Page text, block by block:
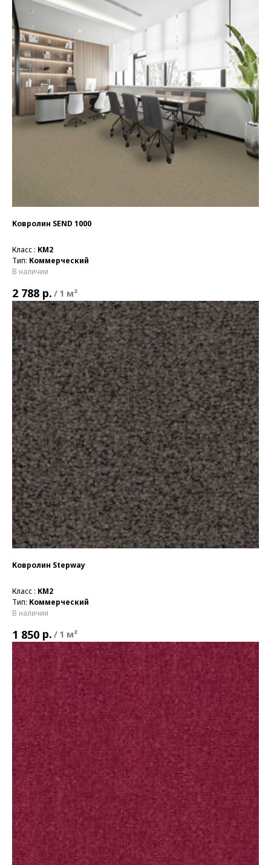
Ковролин SEND 1000
Класс : КМ2
Тип: Коммерческий
В наличии
2 788 р. / 1 м²
Ковролин Stepway
Класс : КМ2
Тип: Коммерческий
В наличии
1 850 р. / 1 м²